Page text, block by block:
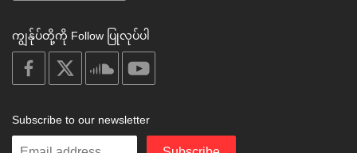
ကျွန်ုပ်တို့ကို Follow ပြုလုပ်ပါ
on
facebook
soundcloud
Subscribe to our newsletter
Enter